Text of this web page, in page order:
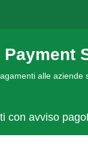
Payment
alle aziende
con avviso